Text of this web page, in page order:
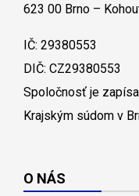
623 00 Brno –
IČ: 29380553
DIČ: CZ29380553
Spoločnosť je
Krajským súdom v
O NÁS